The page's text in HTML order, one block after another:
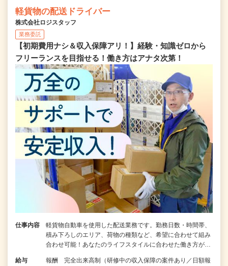
軽貨物の配送ドライバー
株式会社ロジスタッフ
業務委託
【初期費用ナシ＆収入保障アリ！】経験・知識ゼロから
フリーランスを目指せる！働き方はアナタ次第！
仕事内容
軽貨物自動車を使用した配送業務です。勤務日数・時間帯、
積み下ろしのエリア、荷物の種類など、希望に合わせて組み
合わせ可能！あなたのライフスタイルに合わせた働き方が…
給与
報酬 完全出来高制（研修中の収入保障の案件あり／日額報